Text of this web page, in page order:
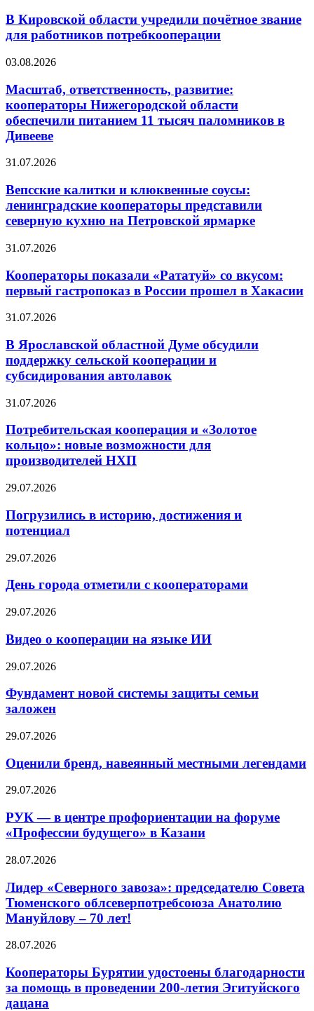
В Кировской области учредили почётное звание
для работников потребкооперации
03.08.2026
Масштаб, ответственность, развитие:
кооператоры Нижегородской области
обеспечили питанием 11 тысяч паломников в
Дивееве
31.07.2026
Вепсские калитки и клюквенные соусы:
ленинградские кооператоры представили
северную кухню на Петровской ярмарке
31.07.2026
Кооператоры показали «Рататуй» со вкусом:
первый гастропоказ в России прошел в Хакасии
31.07.2026
В Ярославской областной Думе обсудили
поддержку сельской кооперации и
субсидирования автолавок
31.07.2026
Потребительская кооперация и «Золотое
кольцо»: новые возможности для
производителей НХП
29.07.2026
Погрузились в историю, достижения и
потенциал
29.07.2026
День города отметили с кооператорами
29.07.2026
Видео о кооперации на языке ИИ
29.07.2026
Фундамент новой системы защиты семьи
заложен
29.07.2026
Оценили бренд, навеянный местными легендами
29.07.2026
РУК — в центре профориентации на форуме
«Профессии будущего» в Казани
28.07.2026
Лидер «Северного завоза»: председателю Совета
Тюменского облсеверпотребсоюза Анатолию
Мануйлову – 70 лет!
28.07.2026
Кооператоры Бурятии удостоены благодарности
за помощь в проведении 200-летия Эгитуйского
дацана